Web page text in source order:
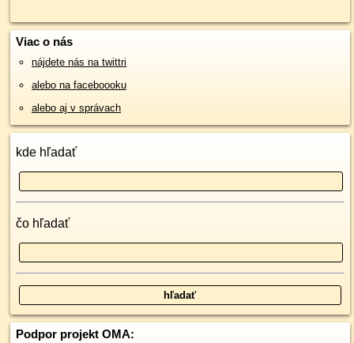
Viac o nás
nájdete nás na twittri
alebo na faceboooku
alebo aj v správach
kde hľadať
čo hľadať
Podpor projekt OMA: